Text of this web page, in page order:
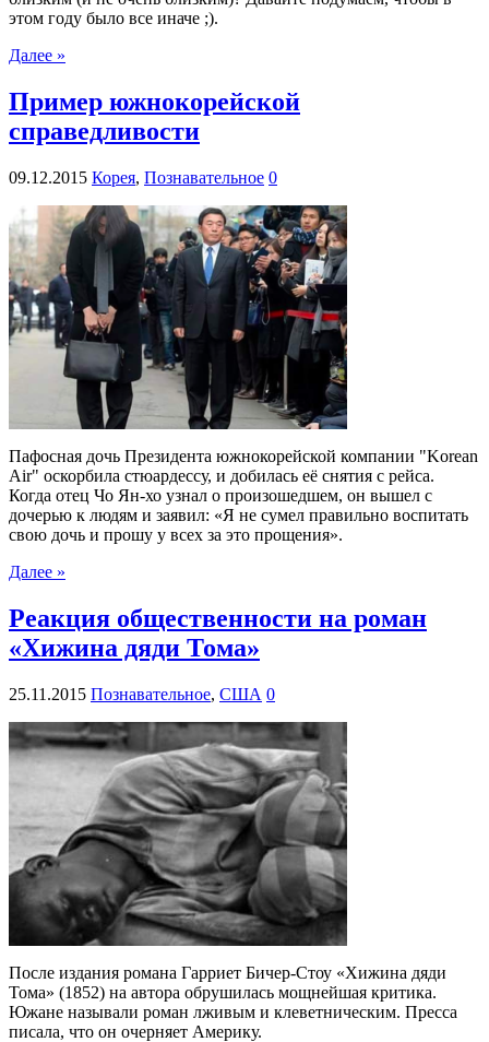
этом году было все иначе ;).
Далее »
Пример южнокорейской
справедливости
09.12.2015 Корея, Познавательное 0
Пафосная дочь Президента южнокорейской компании "Korean
Air" оскорбила стюардессу, и добилась её снятия с рейса.
Когда отец Чо Ян-хо узнал о произошедшем, он вышел с
дочерью к людям и заявил: «Я не сумел правильно воспитать
свою дочь и прошу у всех за это прощения».
Далее »
Реакция общественности на роман
«Хижина дяди Тома»
25.11.2015 Познавательное, США 0
После издания романа Гарриет Бичер-Стоу «Хижина дяди
Тома» (1852) на автора обрушилась мощнейшая критика.
Южане называли роман лживым и клеветническим. Пресса
писала, что он очерняет Америку.